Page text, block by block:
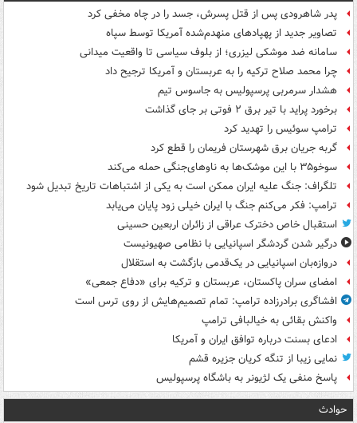
پدر شاهرودی پس از قتل پسرش، جسد را در چاه مخفی کرد
تصاویر جدید از پهپادهای منهدم‌شده آمریکا توسط سپاه
سامانه ضد موشکی لیزری؛ از بلوف سیاسی تا واقعیت میدانی
چرا محمد صلاح ترکیه را به عربستان و آمریکا ترجیح داد
هشدار سرمربی پرسپولیس به جاسوس تیم
برخورد پراید با تیر برق ۲ فوتی بر جای گذاشت
ترامپ سوئیس را تهدید کرد
گربه جریان برق شهرستان فریمان را قطع کرد
سوخو۳۵ با این موشک‌ها به ناوهای‌جنگی حمله می‌کند
تلگراف: جنگ علیه ایران ممکن است به یکی از اشتباهات تاریخ تبدیل شود
ترامپ: فکر می‌کنم جنگ با ایران خیلی زود پایان می‌یابد
استقبال خاص دخترک عراقی از زائران اربعین حسینی
درگیر شدن گردشگر اسپانیایی با نظامی صهیونیست
دروازه‌بان اسپانیایی در یک‌قدمی بازگشت به استقلال
امضای سران پاکستان، عربستان و ترکیه برای «دفاع جمعی»
افشاگری برادرزاده ترامپ: تمام تصمیم‌هایش از روی ترس است
واکنش بقائی به خیالبافی ترامپ
ادعای بسنت درباره توافق ایران و آمریکا
نمایی زیبا از تنگه کریان جزیره قشم
پاسخ منفی یک لژیونر به باشگاه پرسپولیس
حوادث